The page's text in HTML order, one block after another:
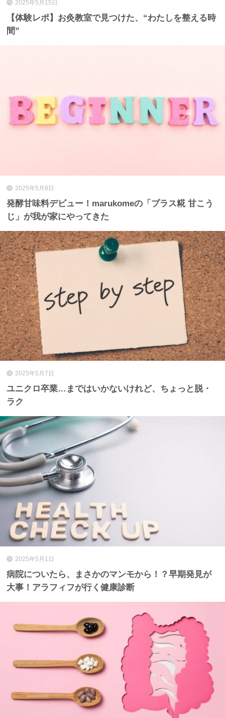
2025年5月15日
【体験レポ】お灸教室で見つけた、“わたしを整える時
間”
2025年5月8日
発酵甘味料デビュー！marukomeの「プラス糀 甘こう
じ」が我が家にやってきた
2025年5月7日
ユニクロ卒業…まではいかないけれど、ちょっと脱・
ラク
2025年5月1日
病院についたら、まさかのマンモから！？早期発見が
大事！アラフィフが行く健康診断